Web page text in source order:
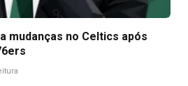
mudanças no Celtics após